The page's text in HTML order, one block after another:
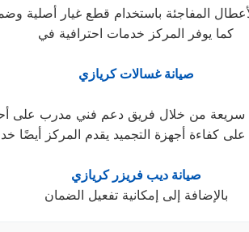
كما يوفر المركز خدمات احترافية في
صيانة غسالات كريازي
كفاءة أجهزة التجميد يقدم المركز أيضًا
صيانة ديب فريزر كريازي
بالإضافة إلى إمكانية تفعيل الضمان